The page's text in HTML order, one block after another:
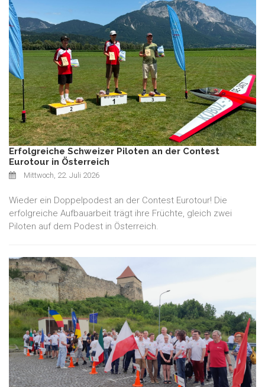
Erfolgreiche Schweizer Piloten an der Contest
Eurotour in Österreich
Mittwoch, 22. Juli 2026
Wieder ein Doppelpodest an der Contest Eurotour! Die
erfolgreiche Aufbauarbeit trägt ihre Früchte, gleich zwei
Piloten auf dem Podest in Österreich.